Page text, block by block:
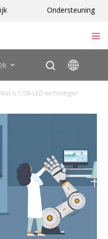
Ondersteuning
Wat is COB-LED-technologie?